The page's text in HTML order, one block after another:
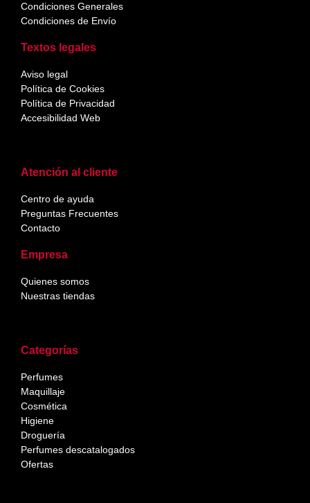
Categorías
Perfumes
Maquillaje
Cosmética
Higiene
Droguería
Perfumes descatalogados
Ofertas
Atención al cliente
Centro de ayuda
Preguntas Frecuentes
Contacto
Empresa
Quienes somos
Nuestras tiendas
Condiciones Generales
Condiciones de Envío
Textos legales
Aviso legal
Política de Cookies
Política de Privacidad
Accesibilidad Web